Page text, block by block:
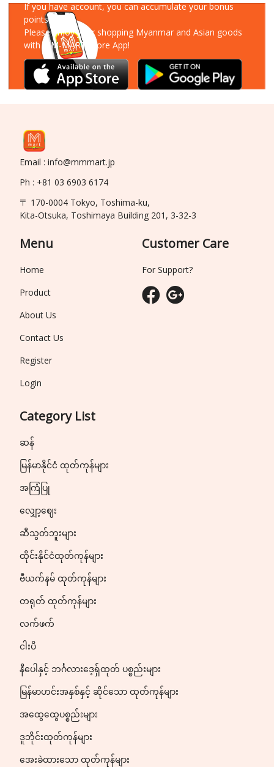
If you have account, you can accumulate your bonus
points!
Please enjoy your shopping Myanmar and Asian goods
with MM-MART Store App!
Email : info@mmmart.jp
Ph : +81 03 6903 6174
〒 170-0004 Tokyo, Toshima-ku,
Kita-Otsuka, Toshimaya Building 201, 3-32-3
Menu
Home
Product
About Us
Contact Us
Register
Login
Category List
ဆန်
မြန်မာနိုင်ငံ ထုတ်ကုန်များ
အကြံပြု
လျှော့ဈေး
ဆီသွတ်ဘူးများ
ထိုင်းနိုင်ငံထုတ်ကုန်များ
ဗီယက်နမ် ထုတ်ကုန်များ
တရုတ် ထုတ်ကုန်များ
လက်ဖက်
ငါးပိ
နီပေါနှင့် ဘင်္ဂလားဒေ့ရှ်ထုတ် ပစ္စည်းများ
မြန်မာဟင်းအနှစ်နှင့် ဆိုင်သော ထုတ်ကုန်များ
အထွေထွေပစ္စည်းများ
ဒူဘိုင်းထုတ်ကုန်များ
အေးခဲထားသော ထုတ်ကုန်များ
Customer Care
For Support?